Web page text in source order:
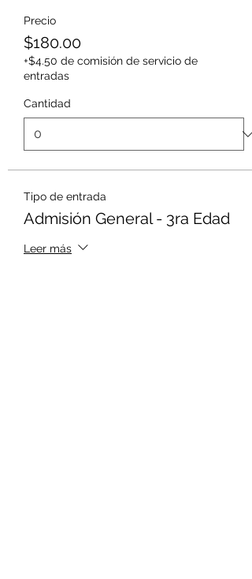
Precio
$180.00
+$4.50 de comisión de servicio de
entradas
Cantidad
Tipo de entrada
Admisión General - 3ra Edad
Leer más